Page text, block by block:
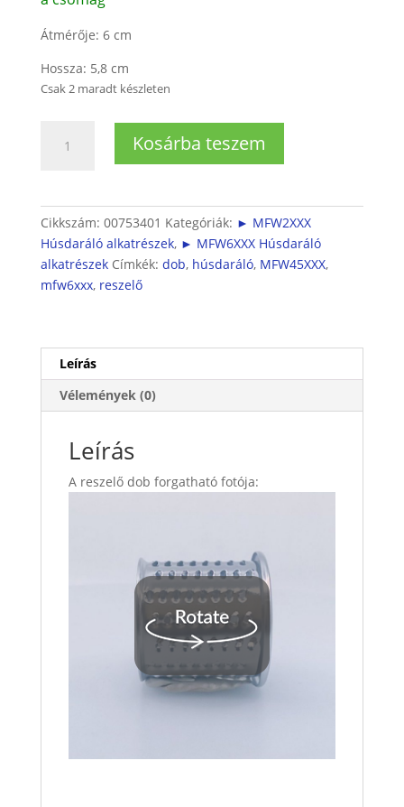
Átmérője: 6 cm
Hossza: 5,8 cm
Csak 2 maradt készleten
húsdarálóhoz
mennyiség
Kosárba teszem
Cikkszám: 00753401 Kategóriák: ► MFW2XXX
Húsdaráló alkatrészek, ► MFW6XXX Húsdaráló
alkatrészek Címkék: dob, húsdaráló, MFW45XXX,
mfw6xxx, reszelő
Leírás
Vélemények (0)
Leírás
A reszelő dob forgatható fotója: